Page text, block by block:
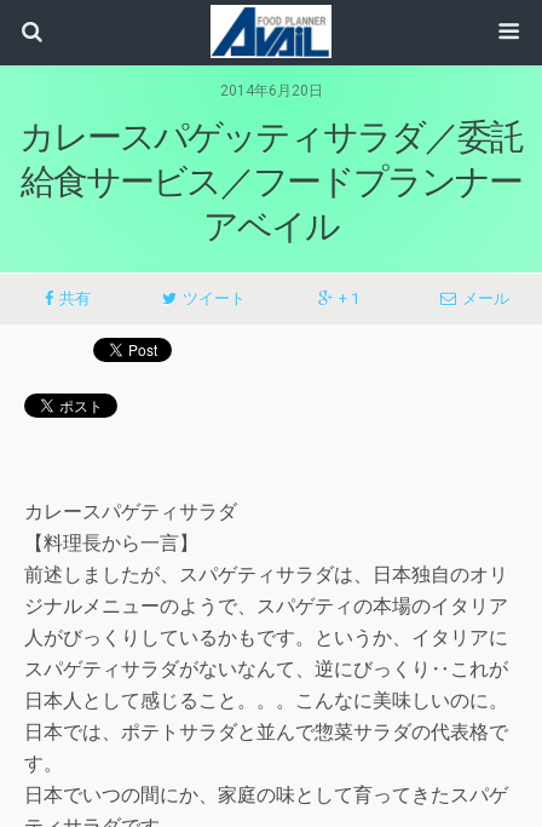
2014年6月20日
カレースパゲッティサラダ／委託
給食サービス／フードプランナー
アベイル
共有 ツイート + 1 メール
カレースパゲティサラダ
【料理長から一言】
前述しましたが、スパゲティサラダは、日本独自のオリ
ジナルメニューのようで、スパゲティの本場のイタリア
人がびっくりしているかもです。というか、イタリアに
スパゲティサラダがないなんて、逆にびっくり‥これが
日本人として感じること。。。こんなに美味しいのに。
日本では、ポテトサラダと並んで惣菜サラダの代表格で
す。
日本でいつの間にか、家庭の味として育ってきたスパゲ